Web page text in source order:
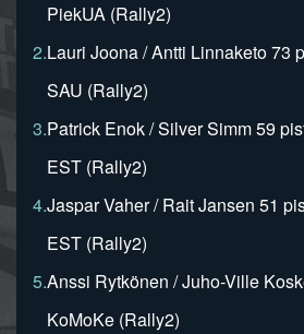
PiekUA (Rally2)
2.Lauri Joona / Antti Linnaketo 73
SAU (Rally2)
3.Patrick Enok / Silver Simm 59
EST (Rally2)
4.Jaspar Vaher / Rait Jansen 51
EST (Rally2)
5.Anssi Rytkönen / Juho-Ville
KoMoKe (Rally2)